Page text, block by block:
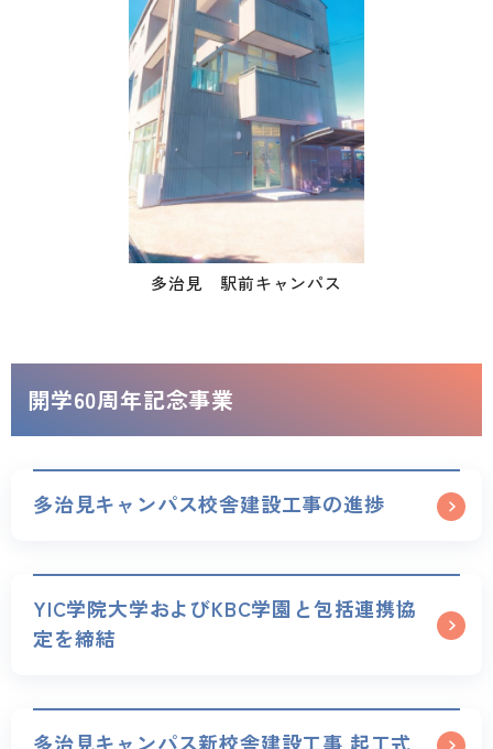
多治見 駅前キャンパス
開学60周年記念事業
多治見キャンパス校舎建設工事の進捗
YIC学院大学およびKBC学園と包括連携協
定を締結
多治見キャンパス新校舎建設工事 起工式